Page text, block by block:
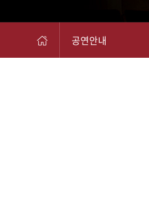
공연안내